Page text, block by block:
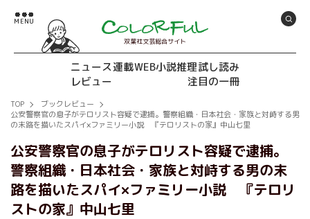
双葉社文芸総合サイト
ニュース連載WEB小説推理試し読み
レビュー
注目の一冊
TOP
ブックレビュー
公安警察官の息子がテロリスト容疑で逮捕。警察組織・日本社会・家族と対峙する男
の末路を描いたスパイ×ファミリー小説 『テロリストの家』中山七里
公安警察官の息子がテロリスト容疑で逮捕。
警察組織・日本社会・家族と対峙する男の末
路を描いたスパイ×ファミリー小説 『テロリ
ストの家』中山七里